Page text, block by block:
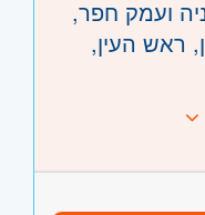
ועמק חפר,
ראש העין,